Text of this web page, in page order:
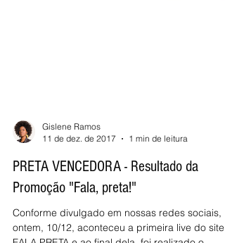
11 de dez. de 2017
1 min de leitura
PRETA VENCEDORA - Resultado da
Promoção "Fala, preta!"
Conforme divulgado em nossas redes sociais,